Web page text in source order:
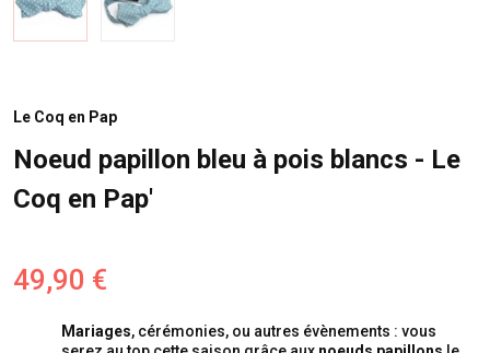
Le Coq en Pap
Noeud papillon bleu à pois blancs - Le
Coq en Pap'
49,90 €
Mariages, cérémonies, ou autres évènements : vous